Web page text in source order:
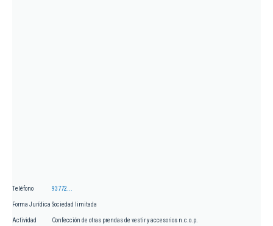
Teléfono 93772...
Forma Jurídica Sociedad limitada
Actividad Confección de otras prendas de vestir y accesorios n.c.o.p.